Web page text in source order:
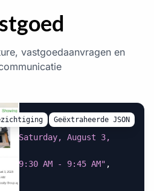
vastgoedaanvragen en
:
"Saturday, August 3,
"9:30 AM - 9:45 AM" ,
[
Geëxtraheerde JSON